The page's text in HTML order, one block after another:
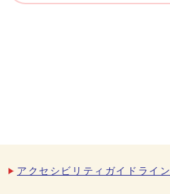
アクセシビリティガイドライン